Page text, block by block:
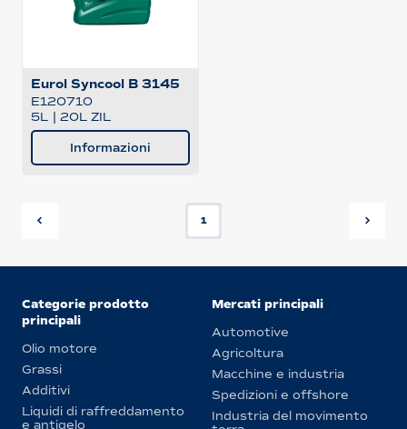
Eurol Syncool B 3145
E120710
5L | 20L ZIL
Informazioni
1
Categorie prodotto
principali
Olio motore
Grassi
Additivi
Liquidi di raffreddamento
e antigelo
Mercati principali
Automotive
Agricoltura
Macchine e industria
Spedizioni e offshore
Industria del movimento